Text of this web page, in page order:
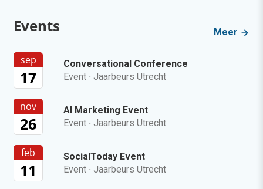
Events Meer
sep
17
Conversational Conference
Event · Jaarbeurs Utrecht
nov
26
AI Marketing Event
Event · Jaarbeurs Utrecht
feb
11
SocialToday Event
Event · Jaarbeurs Utrecht